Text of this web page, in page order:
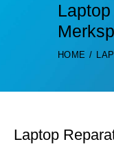
HOME
Laptop